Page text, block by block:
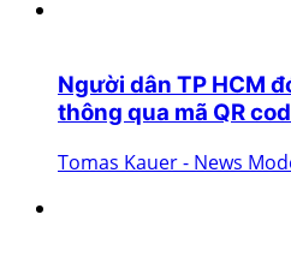
Người dân TP HCM
thông qua mã QR
Tomas Kauer - News